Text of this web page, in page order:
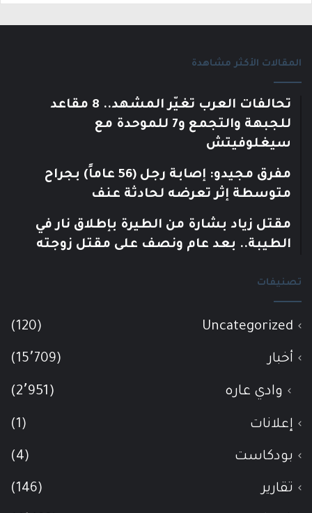
المقالات الأكثر مشاهدة
تحالفات العرب تغيّر المشهد.. 8 مقاعد
للجبهة والتجمع و7 للموحدة مع
سيغلوفيتش
مفرق مجيدو: إصابة رجل (56 عاماً) بجراح
متوسطة إثر تعرضه لحادثة عنف
مقتل زياد بشارة من الطيرة بإطلاق نار في
الطيبة.. بعد عام ونصف على مقتل زوجته
تصنيفات
Uncategorized
(120)
أخبار (15٬709)
وادي عاره (2٬951)
إعلانات (1)
بودكاست (4)
تقارير (146)